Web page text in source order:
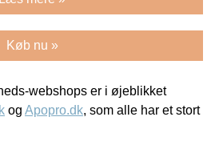
Køb nu »
webshops er i øjeblikket
og Apopro.dk, som alle har et stort